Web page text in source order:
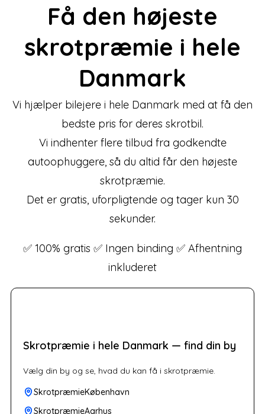
Få den højeste
skrotpræmie i hele
Danmark
Vi hjælper bilejere i hele Danmark med at få den
bedste pris for deres skrotbil.
Vi indhenter flere tilbud fra godkendte
autoophuggere, så du altid får den højeste
skrotpræmie.
Det er gratis, uforpligtende og tager kun 30
sekunder.
✅ 100% gratis ✅ Ingen binding ✅ Afhentning
inkluderet
Skrotpræmie i hele Danmark — find din by
Vælg din by og se, hvad du kan få i skrotpræmie.
SkrotpræmieKøbenhavn
SkrotpræmieAarhus